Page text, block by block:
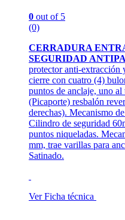
0 out of 5
(0)
CERRADURA
SEGURIDAD
protector anti-extracción
cierre con cuatro (4)
puntos de anclaje, uno
(Picaporte) resbalón
derechas). Mecanismo
Cilindro de seguridad
puntos niqueladas.
mm, trae varillas para
Satinado.
Ver Ficha técnica